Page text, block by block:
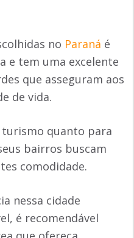
no Paraná é
e tem uma excelente
que asseguram aos
de vida.
quanto para
bairros buscam
comodidade.
nessa cidade
é recomendável